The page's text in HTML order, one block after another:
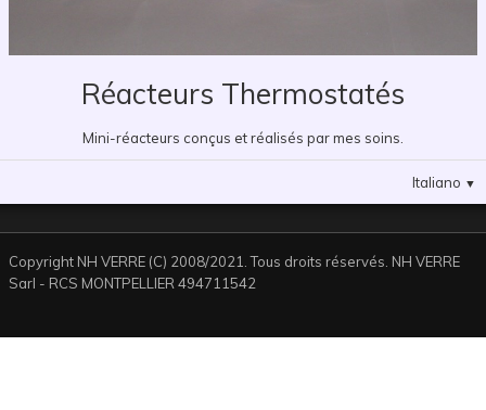
Réacteurs Thermostatés
Mini-réacteurs conçus et réalisés par mes soins.
Italiano ▼
Copyright NH VERRE (C) 2008/2021. Tous droits réservés. NH VERRE
Sarl - RCS MONTPELLIER 494711542